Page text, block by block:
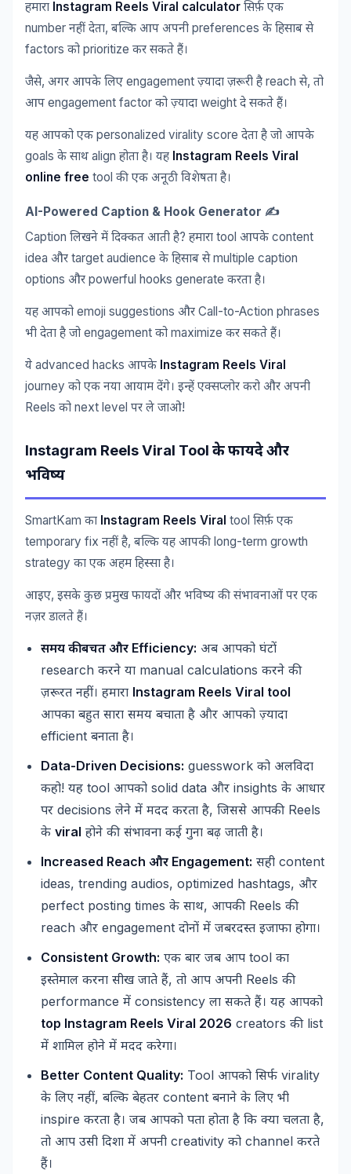
हमारा Instagram Reels Viral calculator सिर्फ़ एक
number नहीं देता, बल्कि आप अपनी preferences के हिसाब से
factors को prioritize कर सकते हैं।
जैसे, अगर आपके लिए engagement ज़्यादा ज़रूरी है reach से, तो
आप engagement factor को ज़्यादा weight दे सकते हैं।
यह आपको एक personalized virality score देता है जो आपके
goals के साथ align होता है। यह Instagram Reels Viral
online free tool की एक अनूठी विशेषता है।
AI-Powered Caption & Hook Generator ✍️
Caption लिखने में दिक्कत आती है? हमारा tool आपके content
idea और target audience के हिसाब सेmultiple caption
options और powerful hooks generate करता है।
यह आपको emoji suggestions और Call-to-Action phrases
भी देता है जो engagement को maximize कर सकते हैं।
ये advanced hacks आपके Instagram Reels Viral
journey को एक नया आयाम देंगे। इन्हें एक्सप्लोर करो और अपनी
Reels को next level पर ले जाओ!
Instagram Reels Viral Tool केफायदेऔर
भविष्य
SmartKam का Instagram Reels Viral tool सिर्फ़ एक
temporary fix नहीं है, बल्कि यह आपकी long-term growth
strategy का एक अहम हिस्सा है।
आइए, इसके कुछ प्रमुख फायदों और भविष्य की संभावनाओं पर एक
नज़र डालते हैं।
समयकीबचतऔर Efficiency: अब आपको घंटों
research करने या manual calculations करने की
ज़रूरत नहीं। हमारा Instagram Reels Viral tool
आपका बहुत सारा समय बचाता है और आपको ज़्यादा
efficient बनाता है।
Data-Driven Decisions: guesswork को अलविदा
कहो! यह tool आपको solid data और insights के आधार
पर decisions लेने में मदद करता है, जिससे आपकीReels
के viral होने की संभावना कई गुना बढ़ जाती है।
Increased Reach और Engagement: सही content
ideas, trending audios, optimized hashtags, और
perfect posting times के साथ, आपकीReels की
reach और engagement दोनों में जबरदस्त इजाफा होगा।
Consistent Growth: एक बार जब आप tool का
इस्तेमाल करना सीख जाते हैं, तो आप अपनी Reels की
performance में consistency ला सकते हैं। यह आपको
top Instagram Reels Viral 2026 creators कीlist
में शामिल होने में मदद करेगा।
Better Content Quality: Tool आपको सिर्फ virality
के लिए नहीं, बल्कि बेहतर content बनाने के लिए भी
inspire करता है। जब आपको पता होता है कि क्या चलता है,
तो आप उसी दिशा में अपनी creativity को channel करते
हैं।